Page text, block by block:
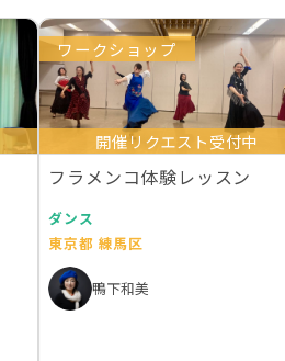
ワークショップ
開催リクエスト受付中
フラメンコ体験レッスン
ダンス
東京都 練馬区
鴨下和美